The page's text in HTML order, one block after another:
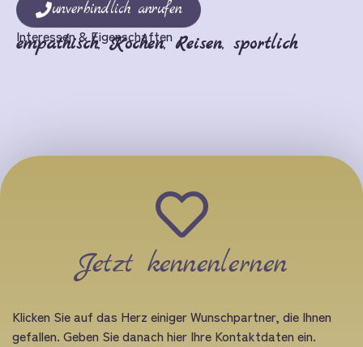
unverbindlich anrufen
Interessen & Eigenschaften
empathisch,Kochen,Reisen, sportlich
Jetzt kennenlernen
Klicken Sie auf das Herz einiger Wunschpartner, die Ihnen
gefallen. Geben Sie danach hier Ihre Kontaktdaten ein.